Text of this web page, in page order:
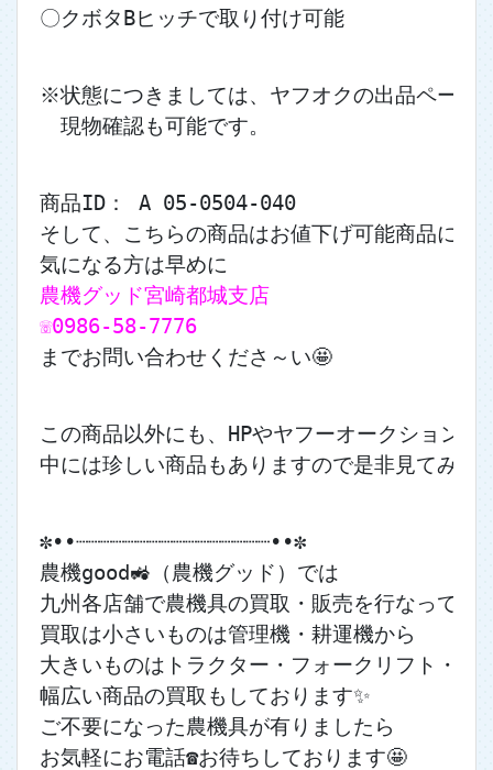
〇クボタBヒッチで取り付け可能
※状態につきましては、ヤフオクの出品ページ
現物確認も可能です。
商品ID： A 05-0504-040
そして、こちらの商品はお値下げ可能商品にな
気になる方は早めに
農機グッド宮崎都城支店
☏0986-58-7776
までお問い合わせくださ～い🤩
この商品以外にも、HPやヤフーオークション
中には珍しい商品もありますので是非見てみて
✼••┈┈┈┈┈┈┈┈┈┈┈┈┈┈┈┈••✼
農機good🚜（農機グッド）では
九州各店舗で農機具の買取・販売を行なってお
買取は小さいものは管理機・耕運機から
大きいものはトラクター・フォークリフト・ユ
幅広い商品の買取もしております✨
ご不要になった農機具が有りましたら
お気軽にお電話☎お待ちしております🤩